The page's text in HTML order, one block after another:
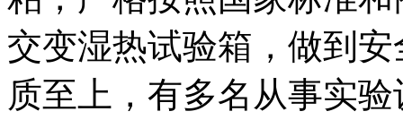
交变湿热试验箱，做到
质至上，有多名从事实